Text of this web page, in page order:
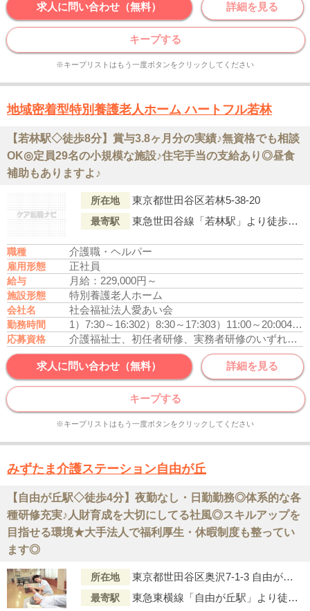
求人に問い合わせ（無料） 詳細を見る
キープする
※キープリストはもう一度ボタンをクリックしてください
地域密着型特別養護老人ホーム ハートフル若林
【若林駅◇徒歩8分】賞与3.8ヶ月分の実績♪無資格でも相談
OK◎定員29名の小規模な施設♪住宅手当の支給あり◎昼食
補助もありますよ♪
所在地 東京都世田谷区若林5-38-20
最寄駅 東急世田谷線「若林駅」より徒歩8分
職種 介護職・ヘルパー
雇用形態 正社員
給与 月給：229,000円～
施設形態 特別養護老人ホーム
会社名 社会福祉法人愛あい会
勤務時間 1）7:30～16:302）8:30～17:303）11:00～20:004）16:30～翌9:30
応募資格 介護福祉士、初任者研修、実務者研修のいずれかの資格をお持ちの方
求人に問い合わせ（無料） 詳細を見る
キープする
※キープリストはもう一度ボタンをクリックしてください
みずたま介護ステーション自由が丘
【自由が丘駅◇徒歩4分】夜勤なし・日勤勤務◎体系的な各
種研修充実♪人財育成を大切にしてる社風◎スキルアップを
目指せる環境★大手法人で福利厚生・休暇制度も整ってい
ます◎
所在地 東京都世田谷区奥沢7-1-3 自由が丘ﾗﾝﾃﾞｨｯｸｽﾋﾞﾙⅡ 2階
最寄駅 東急東横線「自由が丘駅」より徒歩4分